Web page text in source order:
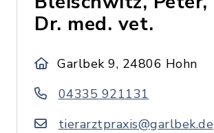
Dr. med. vet.
Garlbek 9, 24806 Hohn
04335 921131
tierarztpraxis@garlbek.de